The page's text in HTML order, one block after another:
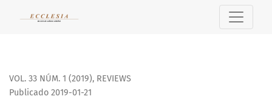
Fabrice Hadjadj, Risurrezione. Istruzioni per l&#039;uso
VOL. 33 NÚM. 1 (2019), REVIEWS
Publicado 2019-01-21